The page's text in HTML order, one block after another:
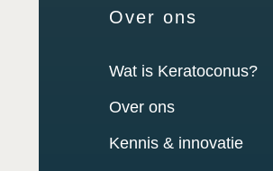
Over ons
Wat is Keratoconus?
Over ons
Kennis & innovatie